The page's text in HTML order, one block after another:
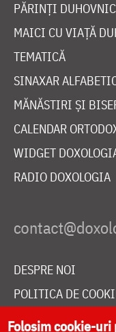
PĂRINȚI
MAICI CU VIAȚĂ
TEMATICĂ
SINAXAR
MĂNĂSTIRI ȘI
CALENDAR
WIDGET
RADIO DOXOLOGIA
DESPRE NOI
POLITICA DE
DONEAZĂ ONLINE
Folosim cookie-